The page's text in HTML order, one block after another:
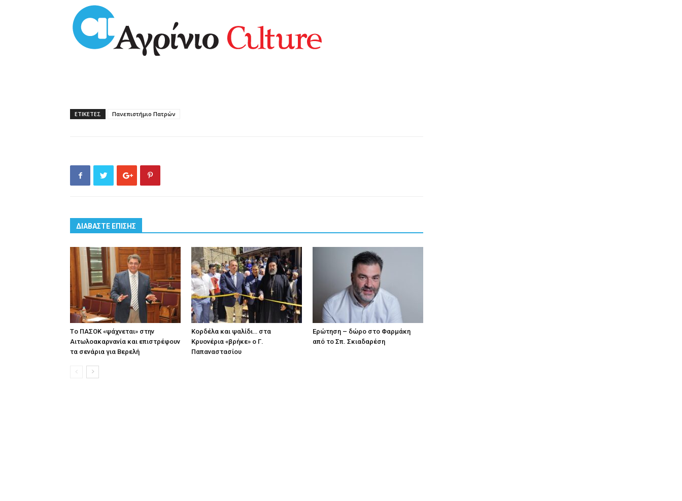
ΕΤΙΚΕΤΕΣ Πανεπιστήμιο Πατρών
ΔΙΑΒΑΣΤΕ ΕΠΙΣΗΣ
Tο ΠΑΣΟΚ «ψάχνεται» στην
Αιτωλοακαρνανία και επιστρέφουν
τα σενάρια για Βερελή
Κορδέλα και ψαλίδι… στα
Κρυονέρια «βρήκε» ο Γ.
Παπαναστασίου
Eρώτηση – δώρο στο Φαρμάκη
από το Σπ. Σκιαδαρέση